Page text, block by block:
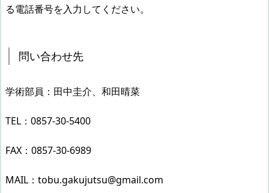
る電話番号を入力してください。
問い合わせ先
学術部員：田中圭介、和田晴菜
TEL：0857-30-5400
FAX：0857-30-6989
MAIL：tobu.gakujutsu@gmail.com